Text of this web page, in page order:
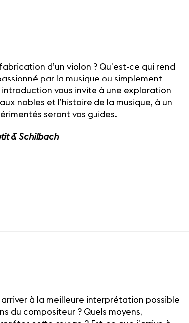
d’un violon ? Qu’est-ce qui rend
par la musique ou simplement
vous invite à une exploration
nobles et l’histoire de la musique, à un
seront vos guides.
& Schilbach
à la meilleure interprétation possible
du compositeur ? Quels moyens,